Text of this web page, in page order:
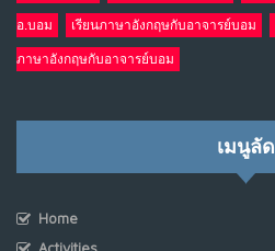
อ.บอม เรียนภาษาอังกฤษกับอาจารย์บอม
ภาษาอังกฤษกับอาจารย์บอม
เมนูลัด
Home
Activities